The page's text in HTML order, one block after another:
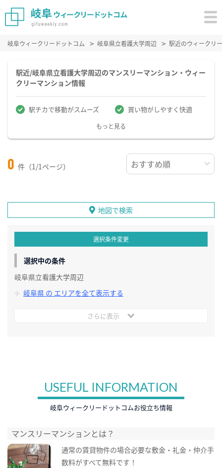
岐阜ウィークリードットコム 岐阜県立看護大学周辺 駅近のウィークリ
駅近/岐阜県立看護大学周辺のマンスリーマンション・ウィー
クリーマンション情報
駅チカで移動がスムーズ 買い物がしやすく快適
もっと見る
0 件（1/1ページ）
地図で検索
選択条件変更
選択中の条件
岐阜県立看護大学周辺
岐阜県 の エリアを全て表示する
さらに表示
USEFUL INFORMATION
岐阜ウィークリードットコムお役立ち情報
マンスリーマンションとは？
通常の賃貸物件の場合必要な敷金・礼金・仲介手
数料がすべて無料です！